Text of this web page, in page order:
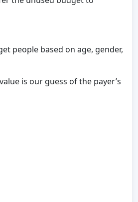
people based on age, gender,
is our guess of the payer’s